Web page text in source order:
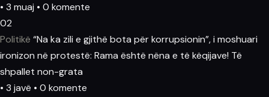
• 3 muaj • 0 komente
02
Politikë “Na ka zili e gjithë bota për korrupsionin”, i moshuari
ironizon në protestë: Rama është nëna e të këqijave! Të
shpallet non-grata
• 3 javë • 0 komente